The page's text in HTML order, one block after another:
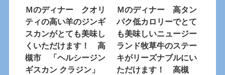
Ｍのディナー クオリ
ティの高い羊のジンギ
スカンがとても美味し
くいただけます！ 高
槻市 「ヘルシージン
ギスカン クラジン」
Ｍのディナー 高タン
パク低カロリーでとて
も美味しいニュージー
ランド牧草牛のステー
キがリーズナブルにい
ただけます！ 高槻